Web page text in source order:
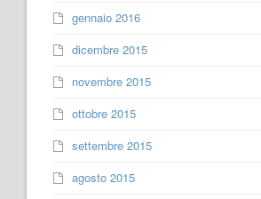
gennaio 2016
dicembre 2015
novembre 2015
ottobre 2015
settembre 2015
agosto 2015